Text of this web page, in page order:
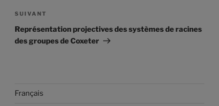
Article
suivant
SUIVANT
Représentation projectives des systèmes de racines
des groupes de Coxeter
Français